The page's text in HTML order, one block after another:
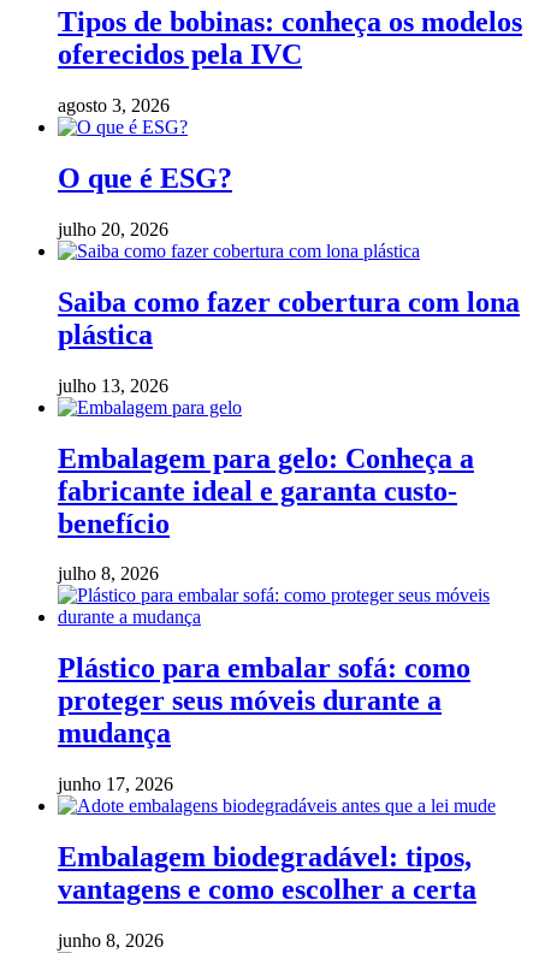
Tipos de bobinas: conheça os modelos
oferecidos pela IVC
agosto 3, 2026
O que é ESG?
julho 20, 2026
Saiba como fazer cobertura com lona
plástica
julho 13, 2026
Embalagem para gelo: Conheça a
fabricante ideal e garanta custo-
benefício
julho 8, 2026
Plástico para embalar sofá: como
proteger seus móveis durante a
mudança
junho 17, 2026
Embalagem biodegradável: tipos,
vantagens e como escolher a certa
junho 8, 2026